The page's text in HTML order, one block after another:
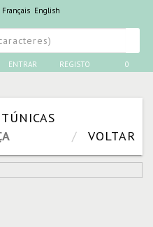
Français English
ENTRAR REGISTO 0
VOLTAR